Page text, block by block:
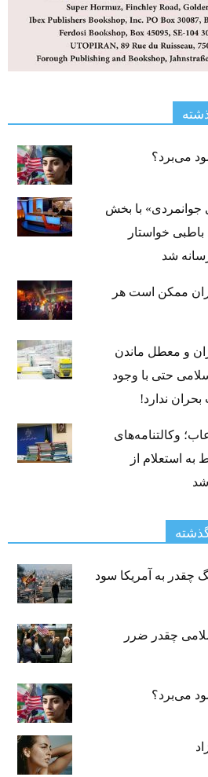
می‌برد؟
جوانمردی» با بخش
خواستار
شد
ممکن است هر
و معطل ماندن
حتی با وجود
ندارد!
وکالتنامه‌های
به استعلام از
شد
چقدر به آمریکا سود
چقدر ضرر
می‌برد؟